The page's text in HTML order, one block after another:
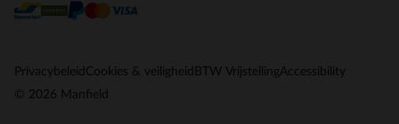
Privacybeleid Cookies & veiligheid BTW VrijstellingAccessibility
© 2026 Manfield